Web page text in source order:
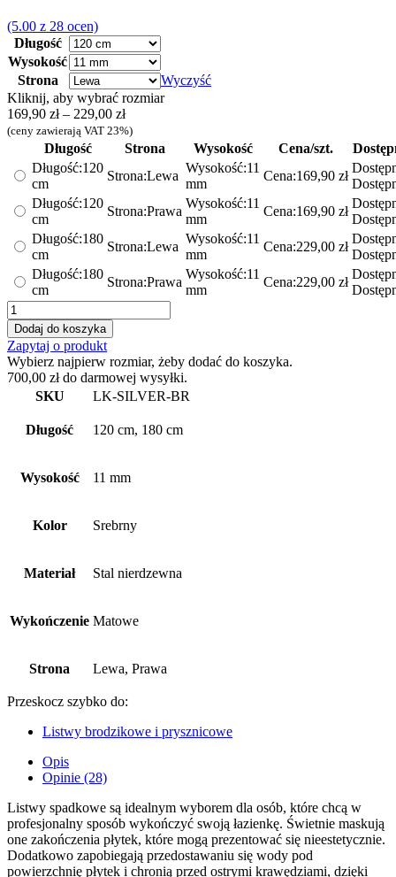
(5.00 z 28 ocen)
Długość
Wysokość
Strona
Wyczyść
Kliknij, aby wybrać rozmiar
169,90 zł – 229,00 złZakres
cen:
od
do
(ceny zawierają VAT 23%)
Długość Strona Wysokość Cena/szt.
Długość:120
cm
Strona:Lewa
Wysokość:11
mm
Cena:169,90 zł
Długość:120
cm
Strona:Prawa
Wysokość:11
mm
Cena:169,90 zł
Długość:180
cm
Strona:Lewa
Wysokość:11
mm
Cena:229,00 zł
Długość:180
cm
Strona:Prawa
Wysokość:11
mm
Cena:229,00 zł
ilość
Listwa
brodzikowa
spadkowa
-
stal
nierdzewna
srebrna
Dodaj do koszyka
Zapytaj o produkt
Wybierz najpierw rozmiar, żeby dodać do koszyka.
700,00 złdo darmowej wysyłki.
SKU
LK-SILVER-BR
Długość 120 cm, 180 cm
Wysokość 11 mm
Kolor Srebrny
Materiał Stal nierdzewna
Wykończenie Matowe
Strona Lewa, Prawa
Przeskocz szybko do:
Listwy brodzikowe i prysznicowe
Opis
Opinie (28)
Listwy spadkowe są idealnym wyborem dla osób, które chcą w
profesjonalny sposób wykończyć swoją łazienkę. Świetnie maskują
one zakończenia płytek, które mogą prezentować się nieestetycznie.
Dodatkowo zapobiegają przedostawaniu się wody pod
powierzchnię płytek i chronią przed ostrymi krawędziami, dzięki